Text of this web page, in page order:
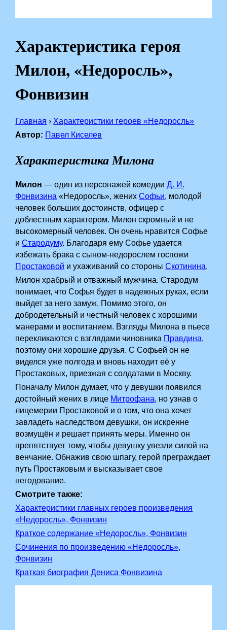
Характеристика героя
Милон, «Недоросль»,
Фонвизин
Главная › Характеристики героев «Недоросль»
Автор: Павел Киселев
Характеристика Милона
Милон — один из персонажей комедииД. И.
Фонвизина «Недоросль», женихСофьи, молодой
человек больших достоинств, офицер с
доблестным характером. Милон скромный и не
высокомерный человек. Он очень нравится Софье
иСтародуму. Благодаря ему Софье удается
избежать брака с сыном-недорослем госпожи
Простаковой и ухаживаний со стороныСкотинина.
Милон храбрый и отважный мужчина. Стародум
понимает, что Софья будет в надежных руках, если
выйдет за него замуж. Помимо этого, он
добродетельный и честный человек с хорошими
манерами и воспитанием. Взгляды Милона в пьесе
перекликаются с взглядами чиновника Правдина,
поэтому они хорошие друзья. С Софьей он не
виделся уже полгода и вновь находит её у
Простаковых, приезжая с солдатами в Москву.
Поначалу Милон думает, что у девушки появился
достойный жених в лице Митрофана, но узнав о
лицемерии Простаковой и о том, что она хочет
завладеть наследством девушки, он искренне
возмущён и решает принять меры. Именно он
препятствует тому, чтобы девушку увезли силой на
венчание. Обнажив свою шпагу, герой преграждает
путь Простаковым и высказывает свое
негодование.
Смотрите также:
Характеристики главных героев произведения
«Недоросль», Фонвизин
Краткое содержание «Недоросль», Фонвизин
Сочинения по произведению «Недоросль»,
Фонвизин
Краткая биография Дениса Фонвизина